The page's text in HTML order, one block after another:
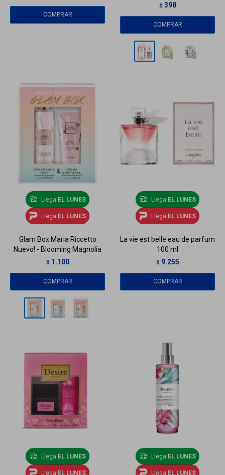
$ 398
Llega EL LUNES
Llega EL LUNES
Glam Box Maria Riccetto
Nuevo! - Blooming Magnolia
$ 1.100
Llega EL LUNES
Llega EL LUNES
La vie est belle eau de parfum
100 ml
$ 9.255
Llega EL LUNES
Llega EL LUNES
Llega EL LUNES
Llega EL LUNES